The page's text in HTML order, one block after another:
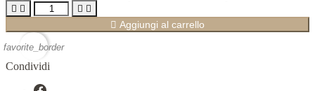
   
 Aggiungi al carrello
favorite_border
Condividi